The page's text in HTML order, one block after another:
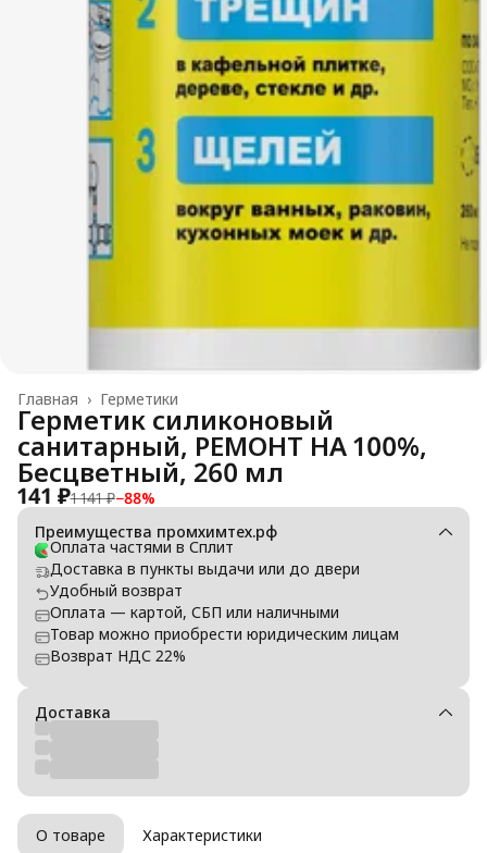
Герметики
Главная ›
Герметик силиконовый
санитарный, РЕМОНТ НА 100%,
Бесцветный, 260 мл
141 ₽1 141 ₽−88%
Преимущества промхимтех.рф
Оплата частями в Сплит
Доставка в пункты выдачи или до двери
Удобный возврат
Оплата — картой, СБП или наличными
Товар можно приобрести юридическим лицам
Возврат НДС 22%
Доставка
О товаре Характеристики